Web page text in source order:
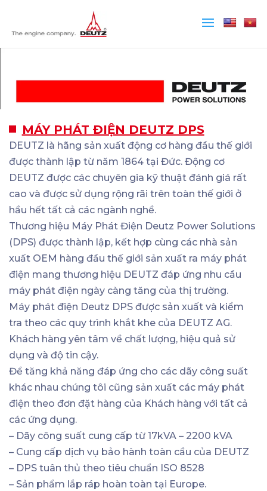
MÁY PHÁT ĐIỆN DEUTZ DPS
DEUTZ là hãng sản xuất động cơ hàng đầu thế giới
được thành lập từ năm 1864 tại Đức. Động cơ
DEUTZ được các chuyên gia kỹ thuật đánh giá rất
cao và được sử dụng rộng rãi trên toàn thế giới ở
hầu hết tất cả các ngành nghề.
Thương hiệu Máy Phát Điện Deutz Power Solutions
(DPS) được thành lập, kết hợp cùng các nhà sản
xuất OEM hàng đầu thế giới sản xuất ra máy phát
điện mang thương hiệu DEUTZ đáp ứng nhu cầu
máy phát điện ngày càng tăng của thị trường.
Máy phát điện Deutz DPS được sản xuất và kiểm
tra theo các quy trình khắt khe của DEUTZ AG.
Khách hàng yên tâm về chất lượng, hiệu quả sử
dụng và độ tin cậy.
Để tăng khả năng đáp ứng cho các dãy công suất
khác nhau chúng tôi cũng sản xuất các máy phát
điện theo đơn đặt hàng của Khách hàng với tất cả
các ứng dụng.
– Dãy công suất cung cấp từ 17kVA – 2200 kVA
– Cung cấp dịch vụ bảo hành toàn cầu của DEUTZ
– DPS tuân thủ theo tiêu chuẩn ISO 8528
– Sản phẩm lắp ráp hoàn toàn tại Europe.